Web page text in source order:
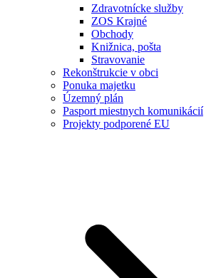
Zdravotnícke služby
ZOS Krajné
Obchody
Knižnica, pošta
Stravovanie
Rekonštrukcie v obci
Ponuka majetku
Územný plán
Pasport miestnych komunikácií
Projekty podporené EU